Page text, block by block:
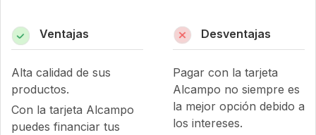
Ventajas
Alta calidad de sus
productos.
Con la tarjeta Alcampo
puedes financiar tus
Desventajas
Pagar con la tarjeta
Alcampo no siempre es
la mejor opción debido a
los intereses.